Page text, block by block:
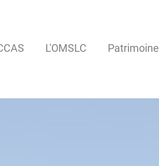
L'OMSLC Patrimoine